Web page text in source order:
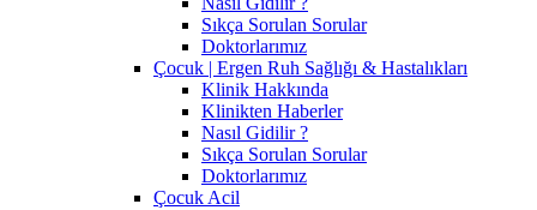
Sıkça Sorulan Sorular
Doktorlarımız
Çocuk | Ergen Ruh Sağlığı & Hastalıkları
Klinik Hakkında
Klinikten Haberler
Nasıl Gidilir ?
Sıkça Sorulan Sorular
Doktorlarımız
Çocuk Acil